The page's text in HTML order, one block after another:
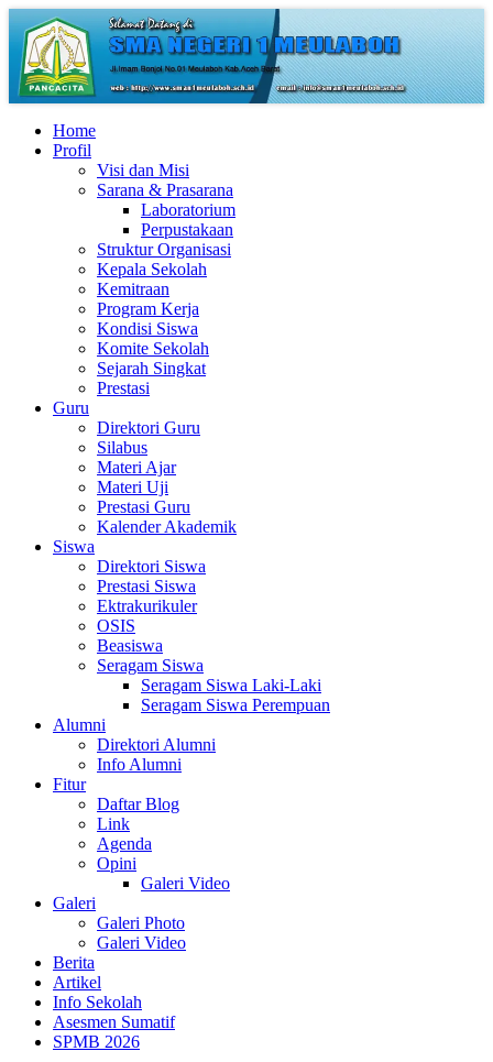
Home
Profil
Visi dan Misi
Sarana & Prasarana
Laboratorium
Perpustakaan
Struktur Organisasi
Kepala Sekolah
Kemitraan
Program Kerja
Kondisi Siswa
Komite Sekolah
Sejarah Singkat
Prestasi
Guru
Direktori Guru
Silabus
Materi Ajar
Materi Uji
Prestasi Guru
Kalender Akademik
Siswa
Direktori Siswa
Prestasi Siswa
Ektrakurikuler
OSIS
Beasiswa
Seragam Siswa
Seragam Siswa Laki-Laki
Seragam Siswa Perempuan
Alumni
Direktori Alumni
Info Alumni
Fitur
Daftar Blog
Link
Agenda
Opini
Galeri Video
Galeri
Galeri Photo
Galeri Video
Berita
Artikel
Info Sekolah
Asesmen Sumatif
SPMB 2026